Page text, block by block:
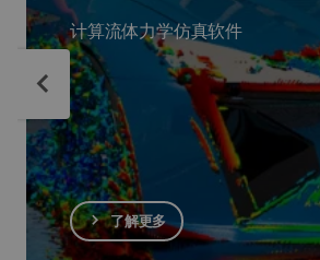
计算流体力学仿真软件
了解更多